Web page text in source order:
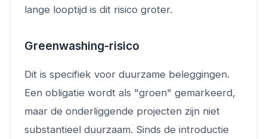
lange looptijd is dit risico groter.
Greenwashing-risico
Dit is specifiek voor duurzame beleggingen.
Een obligatie wordt als "groen" gemarkeerd,
maar de onderliggende projecten zijn niet
substantieel duurzaam. Sinds de introductie